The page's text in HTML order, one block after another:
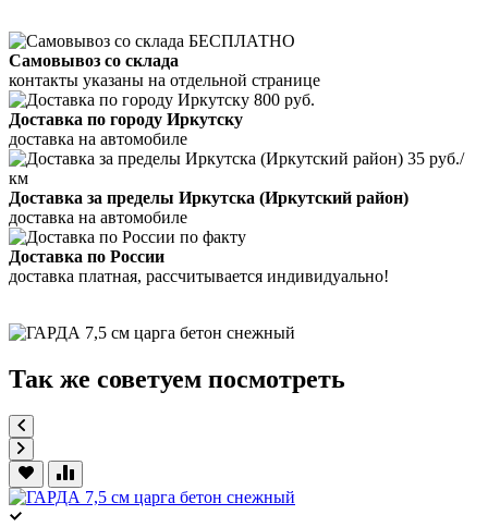
БЕСПЛАТНО
Самовывоз со склада
контакты указаны на отдельной странице
800 руб.
Доставка по городу Иркутску
доставка на автомобиле
35 руб./
км
Доставка за пределы Иркутска (Иркутский район)
доставка на автомобиле
по факту
Доставка по России
доставка платная, рассчитывается индивидуально!
Так же советуем посмотреть